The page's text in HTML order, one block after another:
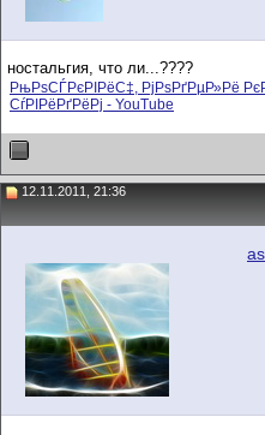
ностальгия, что ли...????
РњРѕСЃРєРІРёС‡, РјРѕРґРµР»Рё
СѓРІРёРґРёРј - YouTube
12.11.2011, 21:36